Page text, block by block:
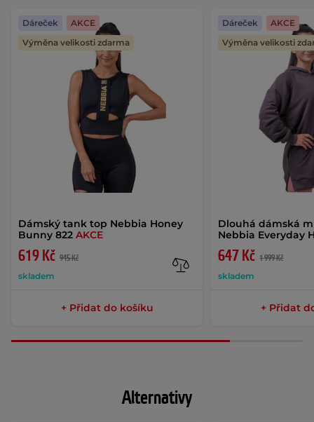
Dámský tank top Nebbia Honey
Bunny 822 AKCE
619 Kč 945 Kč
skladem
Dáreček
AKCE
Výměna velikosti zdarma
+ Přidat do košíku
Dlouhá dámská
Nebbia Everyday
647 Kč 1 999 Kč
skladem
Dáreček
AKCE
Výměna velikosti
+ Přidat
Alternativy